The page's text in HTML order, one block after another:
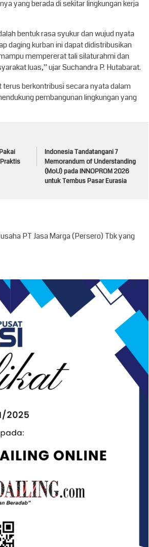
yang berada di sekitar lingkungan kerja
bentuk rasa syukur dan wujud nyata
daging kurban ini dapat didistribusikan
mempererat tali silaturahmi dan
luas,” ujar Suchandra P. Hutabarat.
terus berkontribusi secara nyata dalam
pembangunan lingkungan yang
Indonesia Tandatangani 7
Memorandum of Understanding
(MoU) pada INNOPROM 2026
untuk Tembus Pasar Eurasia
PT Jasa Marga (Persero) Tbk yang